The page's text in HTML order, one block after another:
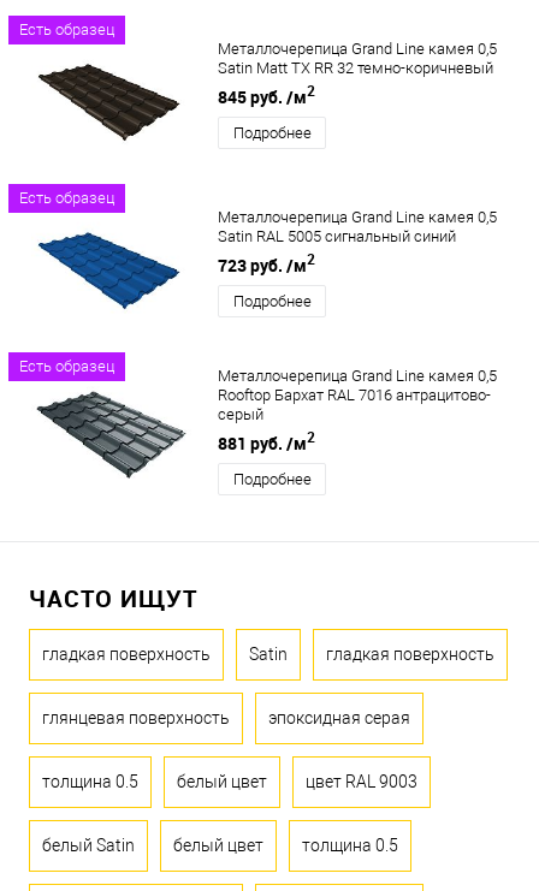
Есть образец
Металлочерепица Grand Line камея 0,5
Satin Matt TX RR 32 темно-коричневый
845 руб. /м2
Подробнее
Есть образец
Металлочерепица Grand Line камея 0,5
Satin RAL 5005 сигнальный синий
723 руб. /м2
Подробнее
Есть образец
Металлочерепица Grand Line камея 0,5
Rooftop Бархат RAL 7016 антрацитово-
серый
881 руб. /м2
Подробнее
ЧАСТО ИЩУТ
гладкая поверхность Satin гладкая поверхность
глянцевая поверхность эпоксидная серая
толщина 0.5 белый цвет цвет RAL 9003
белый Satin белый цвет толщина 0.5